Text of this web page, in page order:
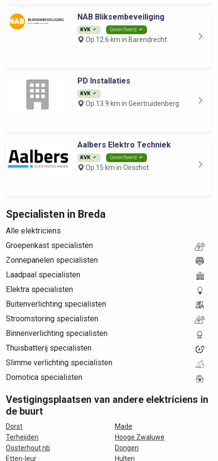
NAB Bliksembeveiliging
KVK Geverifieerd
Op 12.6 km in Barendrecht
PD Installaties
KVK
Op 13.9 km in Geertruidenberg
Aalbers Elektro Techniek
KVK Geverifieerd
Op 15 km in Oirschot
Specialisten in Breda
Alle elektriciens
Groepenkast specialisten
Zonnepanelen specialisten
Laadpaal specialisten
Elektra specialisten
Buitenverlichting specialisten
Stroomstoring specialisten
Binnenverlichting specialisten
Thuisbatterij specialisten
Slimme verlichting specialisten
Domotica specialisten
Vestigingsplaatsen van andere elektriciens in
de buurt
Dorst
Terheijden
Oosterhout nb
Etten-leur
Made
Hooge Zwaluwe
Dongen
Hulten